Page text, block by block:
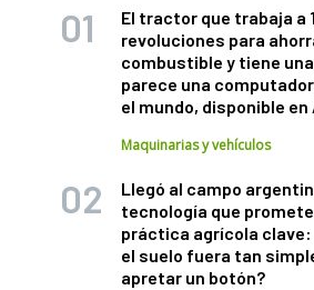
El tractor que trabaja a
revoluciones para
combustible y tiene
parece una
el mundo, disponible
Maquinarias y vehículos
Llegó al campo
tecnología que
práctica agrícola clave:
el suelo fuera tan
apretar un botón?